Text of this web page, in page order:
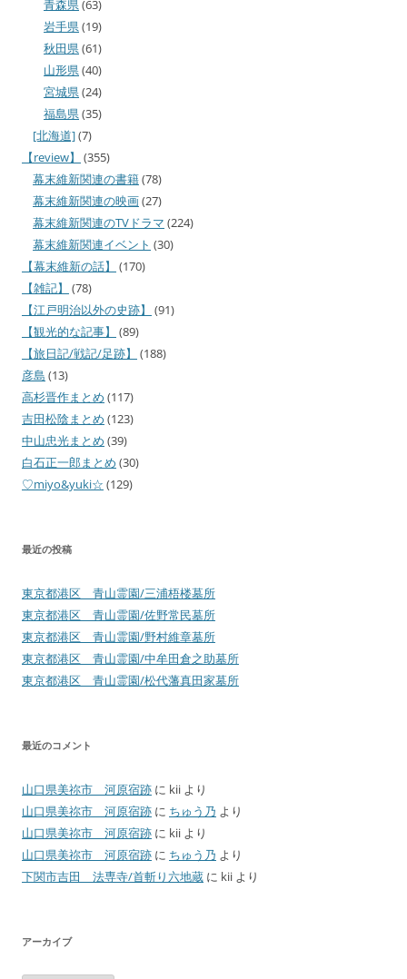
青森県(63)
岩手県(19)
秋田県(61)
山形県(40)
宮城県(24)
福島県(35)
[北海道](7)
【review】
(355)
幕末維新関連の書籍(78)
幕末維新関連の映画(27)
幕末維新関連のTVドラマ (224)
幕末維新関連イベント (30)
【幕末維新の話】
(170)
【雑記】
(78)
【江戸明治以外の史跡】
(91)
【観光的な記事】
(89)
【旅日記/戦記/足跡】
(188)
彦島 (13)
高杉晋作まとめ (117)
吉田松陰まとめ (123)
中山忠光まとめ (39)
白石正一郎まとめ (30)
♡miyo&yuki☆ (129)
最近の投稿
東京都港区 青山霊園/三浦梧楼墓所
東京都港区 青山霊園/佐野常民墓所
東京都港区 青山霊園/野村維章墓所
東京都港区 青山霊園/中牟田倉之助墓所
東京都港区 青山霊園/松代藩真田家墓所
最近のコメント
山口県美祢市 河原宿跡 に kii より
山口県美祢市 河原宿跡 に ちゅう乃 より
山口県美祢市 河原宿跡 に kii より
山口県美祢市 河原宿跡 に ちゅう乃 より
下関市吉田 法専寺/首斬り六地蔵 に kii より
アーカイブ